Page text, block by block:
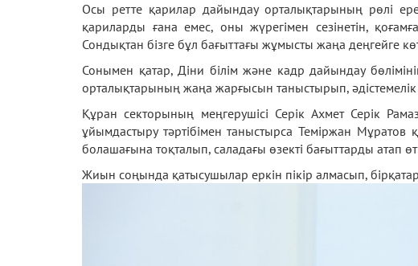
Осы ретте қарилар дайындау орталықтарының рөлі
қариларды ғана емес, оны жүрегімен сезінетін,
Сондықтан бізге бұл бағыттағы жұмысты жаңа деңгейге
Сонымен қатар, Діни білім және кадр дайындау
орталықтарының жаңа жарғысын таныстырып, әдістемелік
Құран секторының меңгерушісі Серік Ахмет Серік
ұйымдастыру тәртібімен таныстырса Теміржан Мұратов
болашағына тоқталып, саладағы өзекті бағыттарды атап
Жиын соңында қатысушылар еркін пікір алмасып,